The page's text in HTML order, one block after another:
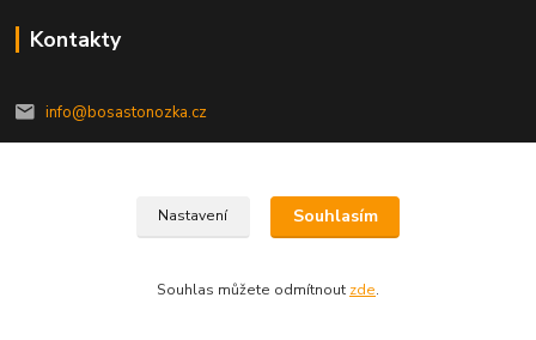
Kontakty
info@bosastonozka.cz
2020© bosastonozka.cz, všechna práva vyhrazena
Nastavení Souhlasím
Souhlas můžete odmítnout zde.